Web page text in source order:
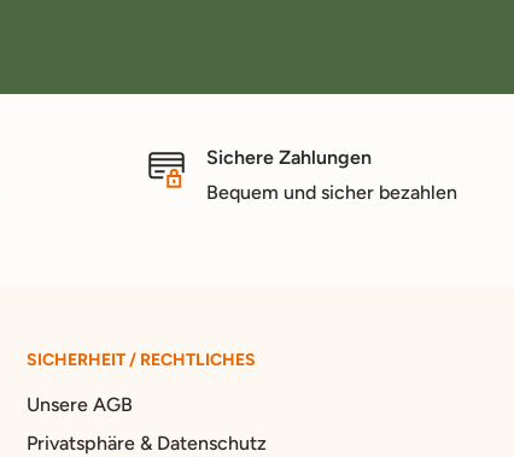
Sichere Zahlungen
Bequem und sicher bezahlen
SICHERHEIT / RECHTLICHES
Unsere AGB
Privatsphäre & Datenschutz